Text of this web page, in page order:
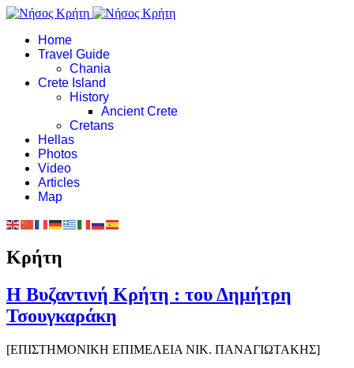
Home
Travel Guide
Chania
Crete Island
History
Ancient Crete
Cretans
Hellas
Photos
Video
Articles
Map
Κρήτη
Η Βυζαντινή Κρήτη : του Δημήτρη
Τσουγκαράκη
[ΕΠΙΣΤΗΜΟΝΙΚΗ ΕΠΙΜΕΛΕΙΑ ΝΙΚ. ΠΑΝΑΓΙΩΤΑΚΗΣ]